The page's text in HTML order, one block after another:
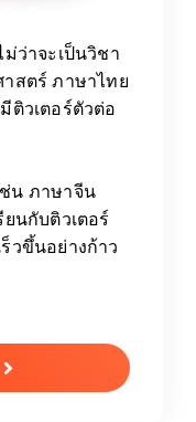
ว่าจะเป็นวิชา
สตร์ ภาษาไทย
ติวเตอร์ตัวต่อ
น ภาษาจีน
นกับติวเตอร์
วขึ้นอย่างก้าว